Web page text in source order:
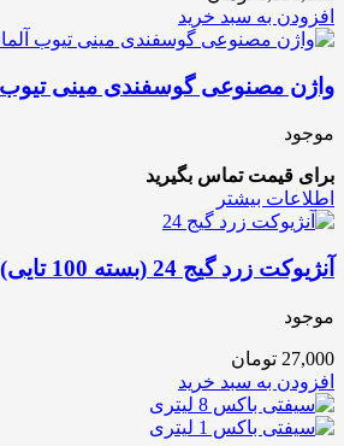
افزودن به سبد خرید
واژن مصنوعی گوسفندی مینی تیوب
موجود
برای قیمت تماس بگیرید
اطلاعات بیشتر
آنژیوکت زرد گیج 24 (بسته 100 تایی)
موجود
27,000 تومان
افزودن به سبد خرید